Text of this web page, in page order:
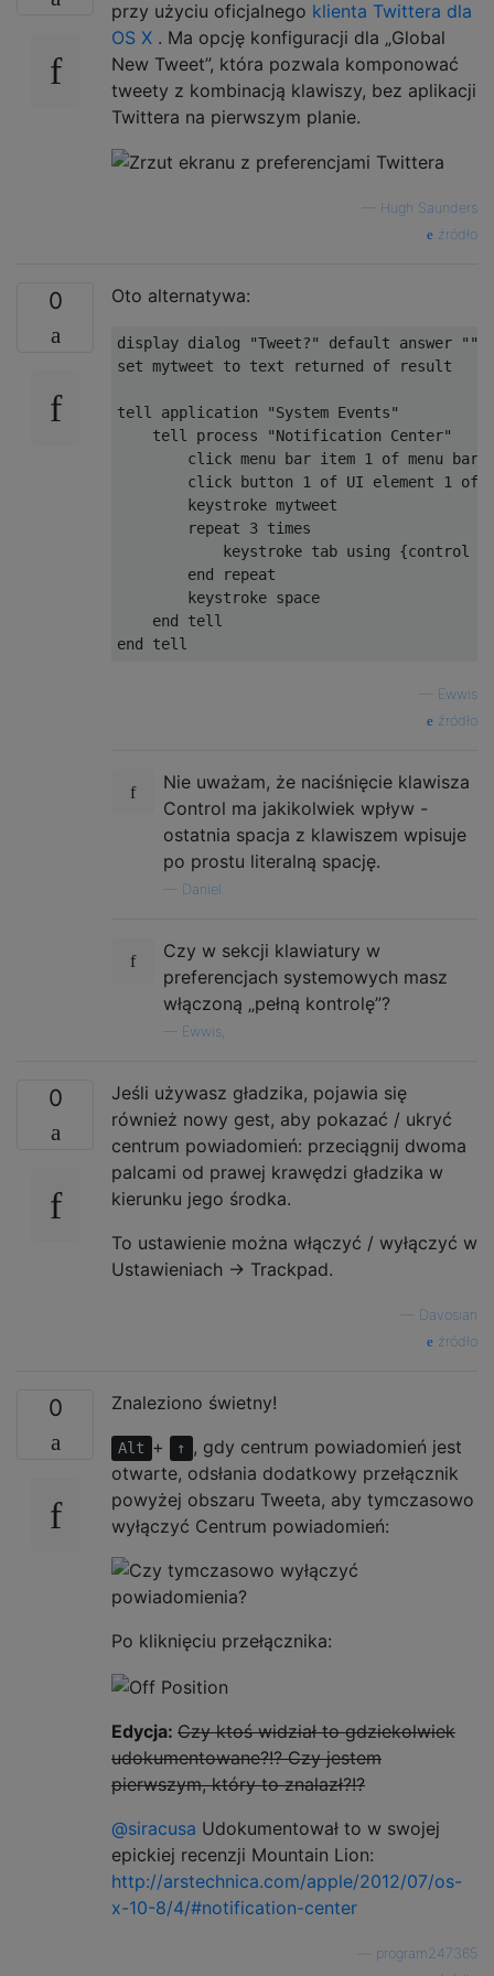
przy użyciu oficjalnego klienta Twittera dla
OS X . Ma opcję konfiguracji dla „Global
New Tweet”, która pozwala komponować
tweety z kombinacją klawiszy, bez aplikacji
Twittera na pierwszym planie.
Hugh Saunders
źródło
0 Oto alternatywa:
display dialog "Tweet?" default answer ""
set mytweet to text returned of result
tell application "System Events"
    tell process "Notification Center"
click menu bar item 1 of menu bar
click button 1 of UI element 1 of
        keystroke mytweet
        repeat 3 times
keystroke tab using {control
        end repeat
        keystroke space
    end tell
Ewwis
źródło
Nie uważam, że naciśnięcie klawisza
Control ma jakikolwiek wpływ -
ostatnia spacja z klawiszem wpisuje
po prostu literalną spację.
Daniel
Czy w sekcji klawiatury w
preferencjach systemowych masz
włączoną „pełną kontrolę”?
Ewwis,
0
Jeśli używasz gładzika, pojawia się
również nowy gest, aby pokazać / ukryć
centrum powiadomień: przeciągnij dwoma
palcami od prawej krawędzi gładzika w
kierunku jego środka.
To ustawienie można włączyć / wyłączyć w
Ustawieniach -> Trackpad.
Davosian
źródło
0 Znaleziono świetny!
Alt + ↑ , gdy centrum powiadomień jest
otwarte, odsłania dodatkowy przełącznik
powyżej obszaru Tweeta, aby tymczasowo
wyłączyć Centrum powiadomień:
Po kliknięciu przełącznika:
Edycja: Czy ktoś widział to gdziekolwiek
udokumentowane?!? Czy jestem
pierwszym, który to znalazł?!?
@siracusa Udokumentował to w swojej
epickiej recenzji Mountain Lion:
http://arstechnica.com/apple/2012/07/os-
x-10-8/4/#notification-center
program247365